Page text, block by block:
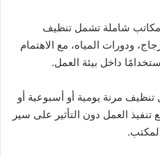
شاملة تشمل تنظيف
ودورات المياه، مع الاهتمام
داخل بيئة العمل.
مرنة يومية أو أسبوعية أو
العمل دون التأثير على سير